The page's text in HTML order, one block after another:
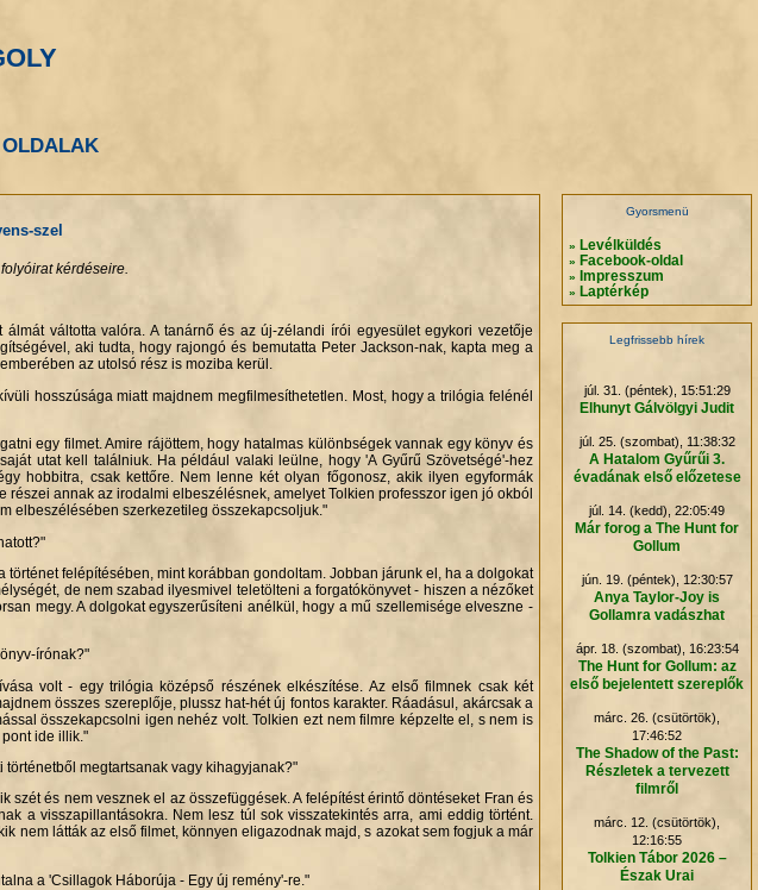
szel
kérdéseire.
váltotta valóra. A tanárnő és az új-zélandi írói egyesület egykori vezetője
aki tudta, hogy rajongó és bemutatta Peter Jackson-nak, kapta meg a
az utolsó rész is moziba kerül.
hosszúsága miatt majdnem megfilmesíthetetlen. Most, hogy a trilógia felénél
egy filmet. Amire rájöttem, hogy hatalmas különbségek vannak egy könyv és
utat kell találniuk. Ha például valaki leülne, hogy 'A Gyűrű Szövetségé'-hez
hobbitra, csak kettőre. Nem lenne két olyan főgonosz, akik ilyen egyformák
annak az irodalmi elbeszélésnek, amelyet Tolkien professzor igen jó okból
elbeszélésében szerkezetileg összekapcsoljuk."
felépítésében, mint korábban gondoltam. Jobban járunk el, ha a dolgokat
de nem szabad ilyesmivel teletölteni a forgatókönyvet - hiszen a nézőket
megy. A dolgokat egyszerűsíteni anélkül, hogy a mű szellemisége elveszne -
írónak?"
volt - egy trilógia középső részének elkészítése. Az első filmnek csak két
összes szereplője, plussz hat-hét új fontos karakter. Ráadásul, akárcsak a
összekapcsolni igen nehéz volt. Tolkien ezt nem filmre képzelte el, s nem is
ide illik."
megtartsanak vagy kihagyjanak?"
szét és nem vesznek el az összefüggések. A felépítést érintő döntéseket Fran és
a visszapillantásokra. Nem lesz túl sok visszatekintés arra, ami eddig történt.
nem látták az első filmet, könnyen eligazodnak majd, s azokat sem fogjuk a már
a 'Csillagok Háborúja - Egy új remény'-re."
Gyorsmenü
» Levélküldés
» Facebook-oldal
» Impresszum
» Laptérkép
Legfrissebb hírek
júl. 31. (péntek), 15:51:29
Elhunyt Gálvölgyi Judit
júl. 25. (szombat), 11:38:32
A Hatalom Gyűrűi 3.
évadának első előzetese
júl. 14. (kedd), 22:05:49
Már forog a The Hunt for
Gollum
jún. 19. (péntek), 12:30:57
Anya Taylor-Joy is
Gollamra vadászhat
ápr. 18. (szombat), 16:23:54
The Hunt for Gollum: az
első bejelentett szereplők
márc. 26. (csütörtök),
17:46:52
The Shadow of the Past:
Részletek a tervezett
filmről
márc. 12. (csütörtök),
12:16:55
Tolkien Tábor 2026 –
Észak Urai